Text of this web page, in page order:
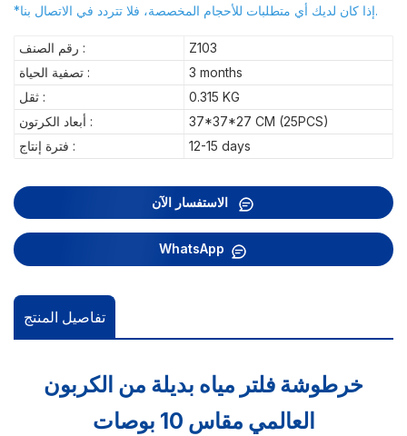
*إذا كان لديك أي متطلبات للأحجام المخصصة، فلا تتردد في الاتصال بنا.
رقم الصنف :
Z103
تصفية الحياة :
3 months
ثقل :
0.315 KG
أبعاد الكرتون :
37*37*27 CM (25PCS)
فترة إنتاج :
12-15 days
WhatsApp
تفاصيل المنتج
خرطوشة فلتر مياه بديلة من الكربون
العالمي مقاس 10 بوصات